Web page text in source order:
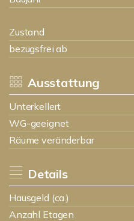
Zustand
bezugsfrei ab
Ausstattung
Unterkellert
WG-geeignet
Räume veränderbar
Details
Hausgeld (ca.)
Anzahl Etagen